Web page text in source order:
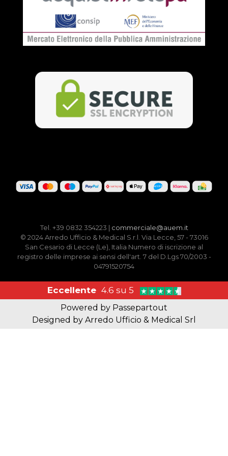
Tel. +39 0832 354223 | commerciale@auem.it
© 2024 Arredo Ufficio & Medical S.r.l. Via Lecce, 57 - 73016
San Cesario di Lecce (Le), Italia Numero di iscrizione al
registro delle imprese ai sensi dell'art. 7 del D.Lgs 70/2003 -
04791520754
Eccellente 4.6 su 5
Powered by Passepartout
Designed by Arredo Ufficio & Medical Srl